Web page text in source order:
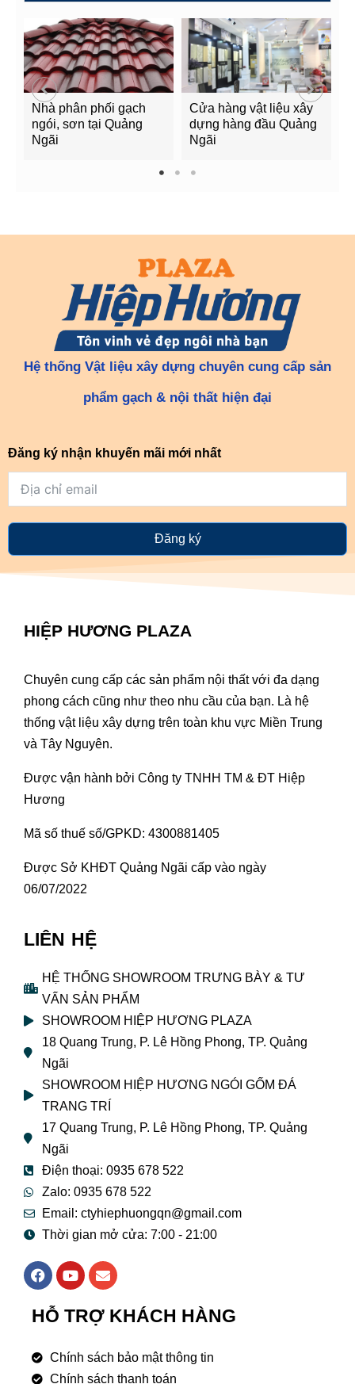
Nhà phân phối gạch
ngói, sơn tại Quảng
Ngãi
Cửa hàng vật liệu xây
dựng hàng đầu Quảng
Ngãi
1 2 3
Hệ thống Vật liệu xây dựng chuyên cung cấp sản
phẩm gạch & nội thất hiện đại
Đăng ký nhận khuyến mãi mới nhất
Đăng ký
HIỆP HƯƠNG PLAZA
Chuyên cung cấp các sản phẩm nội thất với đa dạng
phong cách cũng như theo nhu cầu của bạn. Là hệ
thống vật liệu xây dựng trên toàn khu vực Miền Trung
và Tây Nguyên.
Được vận hành bởi Công ty TNHH TM & ĐT Hiệp
Hương
Mã số thuế số/GPKD: 4300881405
Được Sở KHĐT Quảng Ngãi cấp vào ngày
06/07/2022
LIÊN HỆ
HỆ THỐNG SHOWROOM TRƯNG BÀY & TƯ
VẤN SẢN PHẨM
SHOWROOM HIỆP HƯƠNG PLAZA
18 Quang Trung, P. Lê Hồng Phong, TP. Quảng
Ngãi
SHOWROOM HIỆP HƯƠNG NGÓI GỐM ĐÁ
TRANG TRÍ
17 Quang Trung, P. Lê Hồng Phong, TP. Quảng
Ngãi
Điện thoại: 0935 678 522
Zalo: 0935 678 522
Email: ctyhiephuongqn@gmail.com
Thời gian mở cửa: 7:00 - 21:00
F
a
e
b
o
k
Y
o
t
u
e
E
n
e
p
HỖ TRỢ KHÁCH HÀNG
Chính sách bảo mật thông tin
Chính sách thanh toán